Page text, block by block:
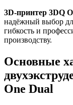
3D-принтер 3DQ
надёжный выбор
гибкость и
производству.
Основные
One Dual